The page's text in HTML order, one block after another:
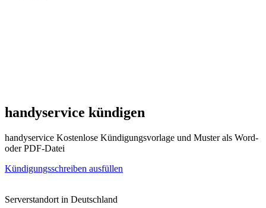
handyservice kündigen
handyservice Kostenlose Kündigungsvorlage und Muster als Word-
oder PDF-Datei
Kündigungsschreiben ausfüllen
Serverstandort in Deutschland